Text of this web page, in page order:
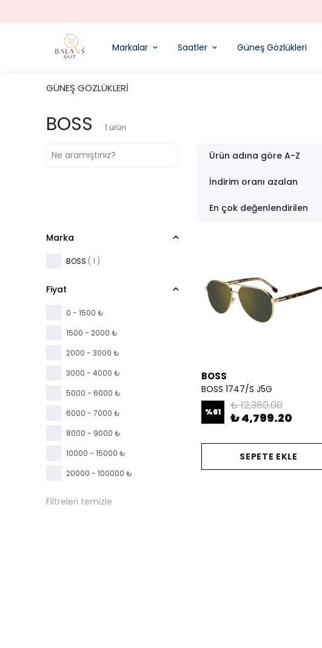
Markalar Saatler Güneş Gözlükleri
GÜNEŞ GÖZLÜKLERİ
BOSS 1 ürün
Ürün adına göre A-Z
İndirim oranı azalan
En çok değenlendirilen
Marka
BOSS ( 1 )
Fiyat
0 - 1500 ₺
1500 - 2000 ₺
2000 - 3000 ₺
3000 - 4000 ₺
5000 - 6000 ₺
6000 - 7000 ₺
8000 - 9000 ₺
10000 - 15000 ₺
20000 - 100000 ₺
Filtreleri temizle
BOSS
BOSS 1747/S J5G
%61 ₺ 12,380.00
₺ 4,799.20
SEPETE EKLE